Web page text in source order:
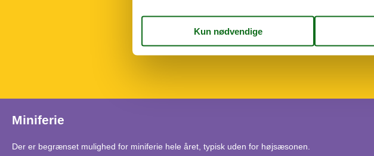
1 TV
Stereoanlæg og CD
Miniferie
Der er begrænset mulighed for miniferie hele året, typisk uden for højsæsonen.